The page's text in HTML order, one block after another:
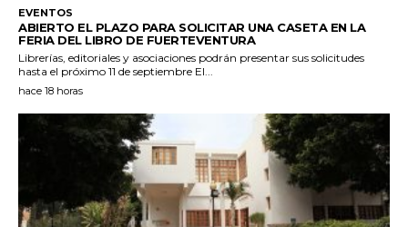
EVENTOS
ABIERTO EL PLAZO PARA SOLICITAR UNA CASETA EN LA
FERIA DEL LIBRO DE FUERTEVENTURA
Librerías, editoriales y asociaciones podrán presentar sus solicitudes
hasta el próximo 11 de septiembre El...
hace 18 horas